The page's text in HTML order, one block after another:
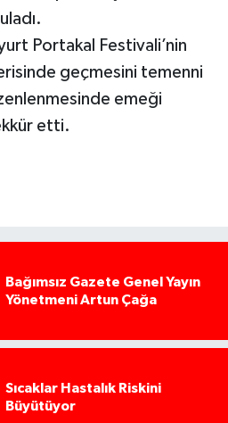
Portakal Festivali’nin
geçmesini temenni
emeği
etti.
Bağımsız Gazete Genel Yayın
Yönetmeni Artun Çağa
Sıcaklar Hastalık Riskini
Büyütüyor